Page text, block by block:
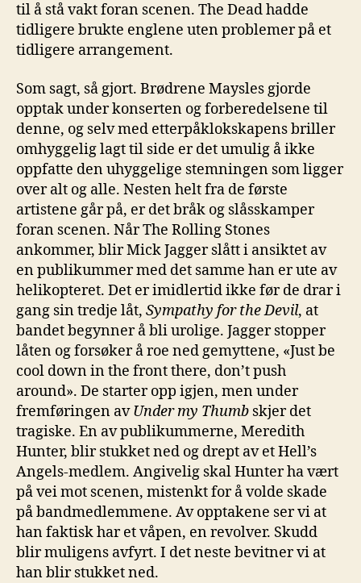
til å stå vakt foran scenen. The Dead hadde
tidligere brukte englene uten problemer på et
tidligere arrangement.
Som sagt, så gjort. Brødrene Maysles gjorde
opptak under konserten og forberedelsene til
denne, og selv med etterpåklokskapens briller
omhyggelig lagt til side er det umulig å ikke
oppfatte den uhyggelige stemningen som ligger
over alt og alle. Nesten helt fra de første
artistene går på, er det bråk og slåsskamper
foran scenen. Når The Rolling Stones
ankommer, blir Mick Jagger slått i ansiktet av
en publikummer med det samme han er ute av
helikopteret. Det er imidlertid ikke før de drar i
gang sin tredje låt, Sympathy for the Devil, at
bandet begynner å bli urolige. Jagger stopper
låten og forsøker å roe ned gemyttene, «Just be
cool down in the front there, don’t push
around». De starter opp igjen, men under
fremføringen avUnder my Thumb skjer det
tragiske. En av publikummerne, Meredith
Hunter, blir stukket ned og drept av et Hell’s
Angels-medlem. Angivelig skal Hunter ha vært
på vei mot scenen, mistenkt for å volde skade
på bandmedlemmene. Av opptakene ser vi at
han faktisk har et våpen, en revolver. Skudd
blir muligens avfyrt. I det neste bevitner vi at
han blir stukket ned.